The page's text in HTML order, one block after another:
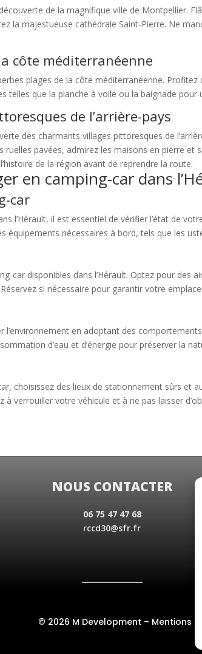
de la magnifique ville de Montpellier.
la majestueuse cathédrale Saint-Pierre. Ne
côte méditerranéenne
plages de la côte méditerranéenne.
telles que la planche à voile ou la baignade
de l’arrière-pays
des charmants villages pittoresques de
ruelles pavées, admirez les maisons en pierre
de la région avant de reprendre la route.
en camping-car dans
car
l’Hérault, il est essentiel de vérifier l’état de
équipements nécessaires à bord, tels que les
car disponibles dans l’Hérault. Optez pour des
si nécessaire pour garantir votre
en adoptant des
d’eau et d’énergie pour préserver la
choisissez des lieux de stationnement sûrs et
verrouiller votre véhicule et à ne pas laisser
NOUS CONTACTER
06 75 47 47 68
rccd30@sfr.fr
© 2026 M Development – Mentions